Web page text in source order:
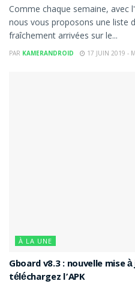
Comme chaque semaine, avec
nous vous proposons une liste
fraîchement arrivées sur le...
PAR KAMERANDROID 17 JUIN 2019 -
À LA UNE
Gboard v8.3 : nouvelle mise
téléchargez l’APK